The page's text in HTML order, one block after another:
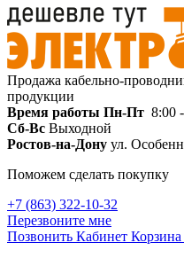
Продажа кабельно-
продукции
Время работы Пн-Пт 8:00
Сб-Вс Выходной
Ростов-на-Дону ул.
Поможем сделать покупку
+7 (863) 322-10-32
Перезвоните мне
Позвонить Кабинет Корзина